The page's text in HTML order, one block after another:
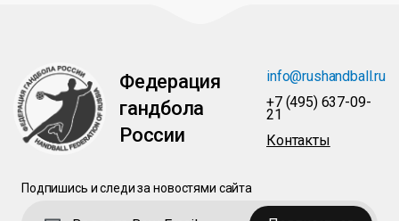
Федерация
гандбола
России
info@rushandball.ru
+7 (495) 637-09-
21
Контакты
Подпишись и следи за новостями сайта